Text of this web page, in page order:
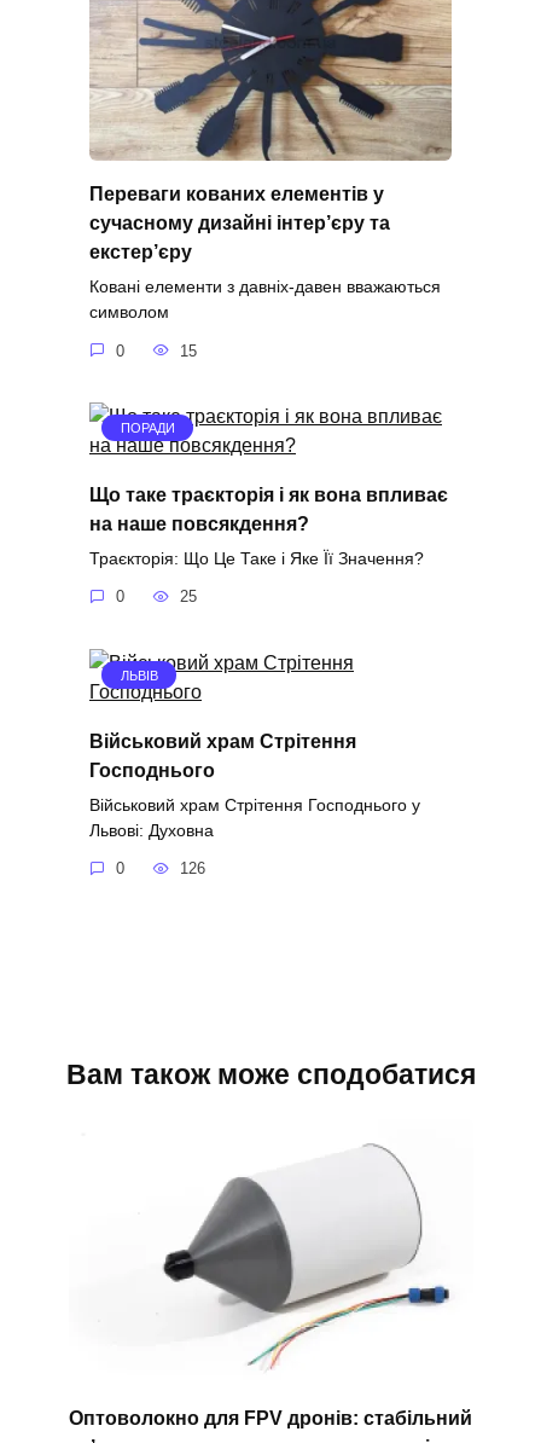
Переваги кованих елементів у
сучасному дизайні інтер’єру та
екстер’єру
Ковані елементи з давніх-давен вважаються
символом
0 15
ПОРАДИ
Що таке траєкторія і як вона впливає
на наше повсякдення?
Траєкторія: Що Це Таке і Яке Її Значення?
0 25
ЛЬВІВ
Військовий храм Стрітення
Господнього
Військовий храм Стрітення Господнього у
Львові: Духовна
0 126
Вам також може сподобатися
Оптоволокно для FPV дронів: стабільний